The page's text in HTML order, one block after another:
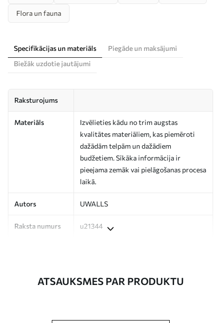
Flora un fauna
Specifikācijas un materiāls
Piegāde un maksājumi
Biežāk uzdotie jautājumi
Raksturojums
Materiāls
Izvēlieties kādu no trim augstas
kvalitātes materiāliem, kas piemēroti
dažādām telpām un dažādiem
budžetiem. Sīkāka informācija ir
pieejama zemāk vai pielāgošanas procesa
laikā.
Autors UWALLS
Raksta numurs u21344
ATSAUKSMES PAR PRODUKTU